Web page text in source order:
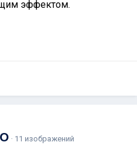
эффектом.
· 11 изображений